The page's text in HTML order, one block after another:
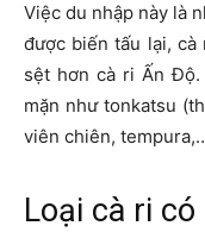
Việc du nhập này là
được biến tấu lại, cà
sệt hơn cà ri Ấn
mặn như tonkatsu
viên chiên,
Loại cà ri